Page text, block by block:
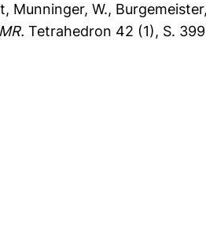
, Munninger, W.,
Tetrahedron 42 (1), S.